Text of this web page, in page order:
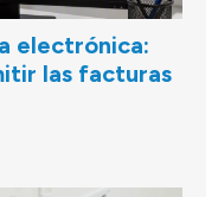
electrónica:
las facturas